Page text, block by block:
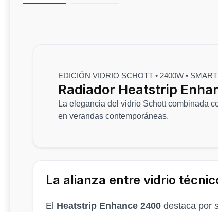
EDICIÓN VIDRIO SCHOTT • 2400W •
Radiador Heatstrip
La elegancia del vidrio Schott combinada
en verandas contemporáneas.
La alianza entre vidrio
El Heatstrip Enhance 2400 destaca por